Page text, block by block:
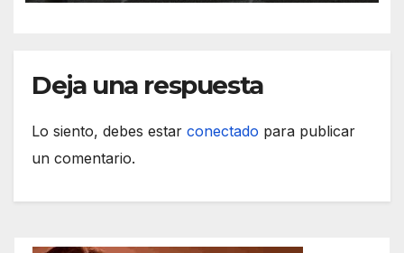
Deja una respuesta
Lo siento, debes estar conectado para publicar
un comentario.